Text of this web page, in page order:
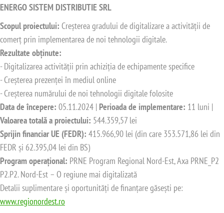
ENERGO SISTEM DISTRIBUTIE SRL
Scopul proiectului: Creșterea gradului de digitalizare a activității de
comerț prin implementarea de noi tehnologii digitale.
Rezultate obținute:
- Digitalizarea activității prin achiziția de echipamente specifice
- Creșterea prezenței în mediul online
- Creșterea numărului de noi tehnologii digitale folosite
Data de începere: 05.11.2024 | Perioada de implementare: 11 luni |
Valoarea totală a proiectului: 544.359,57 lei
Sprijin financiar UE (FEDR): 415.966,90 lei (din care 353.571,86 lei din
FEDR și 62.395,04 lei din BS)
Program operațional: PRNE Program Regional Nord-Est, Axa PRNE_P2
P2.P2. Nord-Est – O regiune mai digitalizată
Detalii suplimentare și oportunități de finanțare găsești pe:
www.regionordest.ro